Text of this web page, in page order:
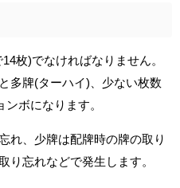
枚)でなければなりません。
多牌(ターハイ)、少ない枚数
ボになります。
れ、少牌は配牌時の牌の取り
り忘れなどで発生します。